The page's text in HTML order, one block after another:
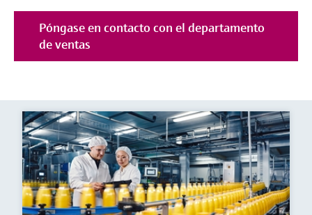
Póngase en contacto con el departamento
de ventas